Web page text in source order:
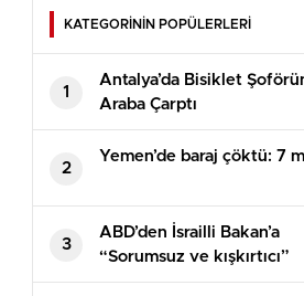
KATEGORİNİN POPÜLERLERİ
1
Antalya’da Bisiklet
Araba Çarptı
2
Yemen’de baraj çöktü: 7
3
ABD’den İsrailli Bakan’a
“Sorumsuz ve kışkırtıcı”
suçlaması! Tıpkı sertlikte